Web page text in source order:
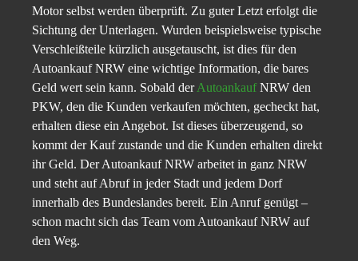
Motor selbst werden überprüft. Zu guter Letzt erfolgt die
Sichtung der Unterlagen. Wurden beispielsweise typische
Verschleißteile kürzlich ausgetauscht, ist dies für den
Autoankauf NRW eine wichtige Information, die bares
Geld wert sein kann. Sobald derAutoankaufNRW den
PKW, den die Kunden verkaufen möchten, gecheckt hat,
erhalten diese ein Angebot. Ist dieses überzeugend, so
kommt der Kauf zustande und die Kunden erhalten direkt
ihr Geld. Der Autoankauf NRW arbeitet in ganz NRW
und steht auf Abruf in jeder Stadt und jedem Dorf
innerhalb des Bundeslandes bereit. Ein Anruf genügt –
schon macht sich das Team vom Autoankauf NRW auf
den Weg.